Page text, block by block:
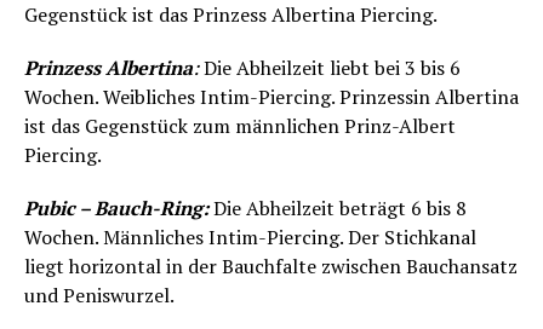
Gegenstück ist das Prinzess Albertina Piercing.
Prinzess Albertina:Die Abheilzeit liebt bei 3 bis 6
Wochen. Weibliches Intim-Piercing. Prinzessin Albertina
ist das Gegenstück zum männlichen Prinz-Albert
Piercing.
Pubic – Bauch-Ring:Die Abheilzeit beträgt 6 bis 8
Wochen. Männliches Intim-Piercing. Der Stichkanal
liegt horizontal in der Bauchfalte zwischen Bauchansatz
und Peniswurzel.